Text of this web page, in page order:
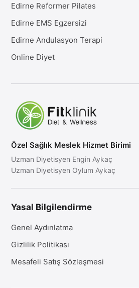
Edirne Reformer Pilates
Edirne EMS Egzersizi
Edirne Andulasyon Terapi
Online Diyet
Özel Sağlık Meslek Hizmet Birimi
Uzman Diyetisyen Engin Aykaç
Uzman Diyetisyen Oylum Aykaç
Yasal Bilgilendirme
Genel Aydınlatma
Gizlilik Politikası
Mesafeli Satış Sözleşmesi